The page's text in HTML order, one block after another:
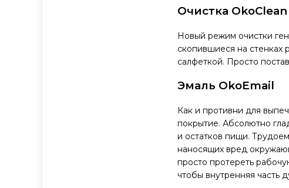
Очистка OkoClean
Новый режим очистки
скопившиеся на стенках
салфеткой. Просто
Эмаль OkoEmail
Как и противни для
покрытие. Абсолютно
и остатков пищи.
наносящих вред
просто протереть
чтобы внутренняя часть